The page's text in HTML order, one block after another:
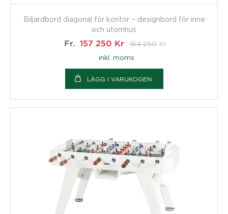
Biljardbord diagonal för kontor – designbord för inne
och utomhus
Fr.
157 250 Kr 164 250 Kr
inkl. moms
LÄGG I VARUKOGEN